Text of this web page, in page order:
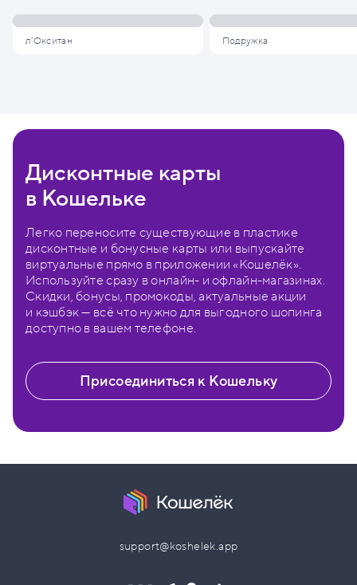
л'Окситан Подружка
Дисконтные карты
в Кошельке
Легко переносите существующие в пластике
дисконтные и бонусные карты или выпускайте
виртуальные прямо в приложении «Кошелёк».
Используйте сразу в онлайн- и офлайн-магазинах.
Скидки, бонусы, промокоды, актуальные акции
и кэшбэк — всё что нужно для выгодного шопинга
доступно в вашем телефоне.
Присоединиться к Кошельку
support@koshelek.app